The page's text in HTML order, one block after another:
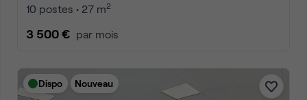
10 postes • 27 m2
3 500 € par mois
Dispo Nouveau